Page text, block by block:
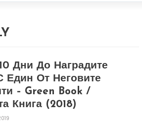
Дни До Наградите
Един От Неговите
– Green Book /
Книга (2018)